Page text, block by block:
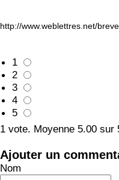
http://www.weblettres.net/
1
2
3
4
5
1 vote. Moyenne 5.00 sur
Ajouter un
Nom